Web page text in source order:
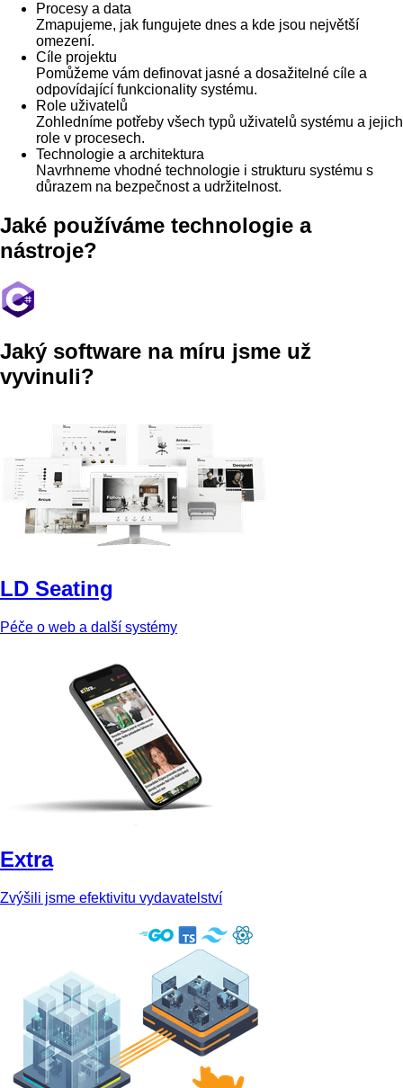
Procesy a data
Zmapujeme, jak fungujete dnes a kde jsou největší
omezení.
Cíle projektu
Pomůžeme vám definovat jasné a dosažitelné cíle a
odpovídající funkcionality systému.
Role uživatelů
Zohledníme potřeby všech typů uživatelů systému a jejich
role v procesech.
Technologie a architektura
Navrhneme vhodné technologie i strukturu systému s
důrazem na bezpečnost a udržitelnost.
Jaké používáme technologie a
nástroje?
Jaký software na míru jsme už
vyvinuli?
LD Seating
Péče o web a další systémy
Extra
Zvýšili jsme efektivitu vydavatelství